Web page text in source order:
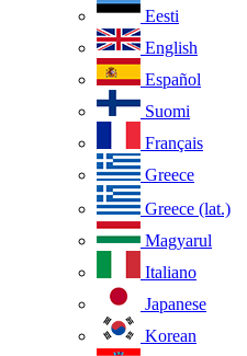
Eesti
English
Español
Suomi
Français
Greece
Greece (lat.)
Magyarul
Italiano
Japanese
Korean